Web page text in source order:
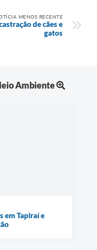
MENOS RECENTE
de cães e
gatos
Ambiente
em Tapiraí e